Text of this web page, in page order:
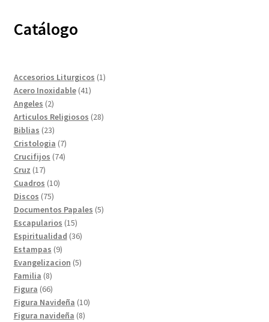
Catálogo
Accesorios Liturgicos 11
Acero Inoxidable 4141
Angeles 22
productos
Articulos Religiosos 2828
Biblias 2323
productos
Cristologia 77
productos
Crucifijos 7474
Cruz 1717
productos
Cuadros 1010
Discos 7575
productos
Documentos Papales 55
Escapularios 1515
productos
Espiritualidad 3636
Estampas 99
productos
Evangelizacion 55
Familia 88
productos
Figura 6666
productos
Figura Navideña 1010
Figura navideña 88